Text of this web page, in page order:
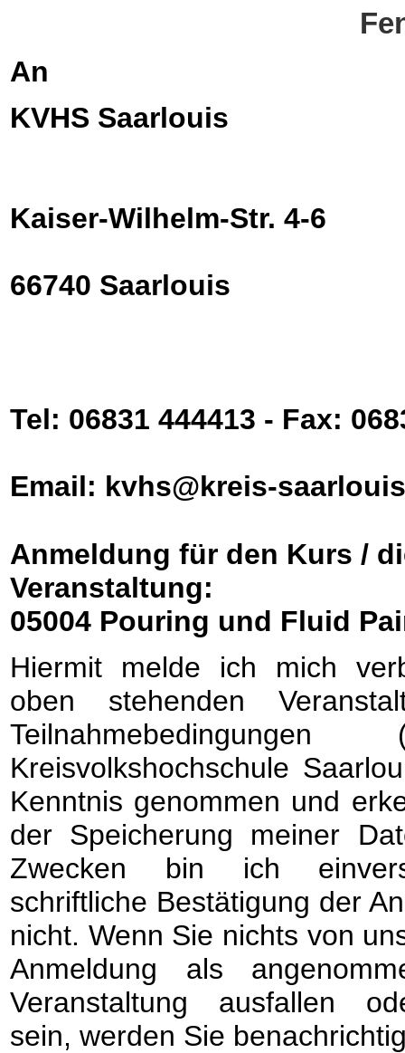
An
KVHS Saarlouis
Kaiser-Wilhelm-Str. 4-6
66740 Saarlouis
Tel: 06831 444413 - Fax:
Email: kvhs@kreis-
Anmeldung für den Kurs /
Veranstaltung:
05004 Pouring und Fluid
Hiermit melde ich mich
oben stehenden
Kreisvolkshochschule
Kenntnis genommen und
der Speicherung meiner
Zwecken bin ich
schriftliche Bestätigung der
nicht. Wenn Sie nichts von
Anmeldung als
Veranstaltung ausfallen
sein, werden Sie